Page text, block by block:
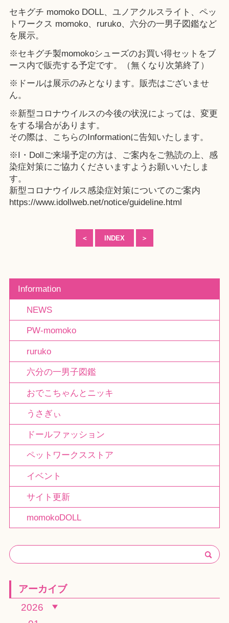
セキグチ momoko DOLL、ユノアクルスライト、ペッ
トワークス momoko、ruruko、六分の一男子図鑑など
を展示。
※セキグチ製momokoシューズのお買い得セットをブ
ース内で販売する予定です。（無くなり次第終了）
※ドールは展示のみとなります。販売はございませ
ん。
※新型コロナウイルスの今後の状況によっては、変更
をする場合があります。
その際は、こちらのInformationに告知いたします。
※I・Dollご来場予定の方は、ご案内をご熟読の上、感
染症対策にご協力くださいますようお願いいたしま
す。
新型コロナウイルス感染症対策についてのご案内
https://www.idollweb.net/notice/guideline.html
＜ INDEX ＞
Information
NEWS
PW-momoko
ruruko
六分の一男子図鑑
おでこちゃんとニッキ
うさぎぃ
ドールファッション
ペットワークスストア
イベント
サイト更新
momokoDOLL
アーカイブ
2026